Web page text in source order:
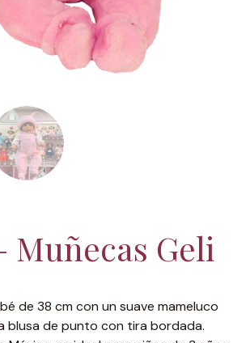
Muñecas Geli
de 38 cm con un suave mameluco
blusa de punto con tira bordada.